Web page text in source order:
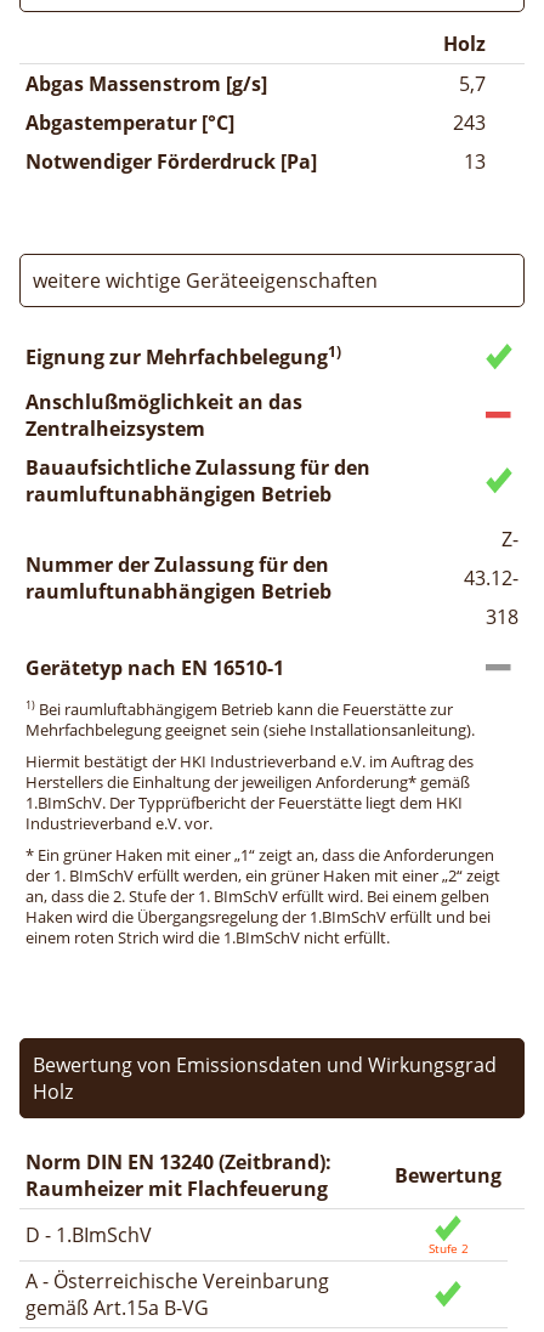
Holz
Abgas Massenstrom [g/s]
5,7
Abgastemperatur [°C]
243
Notwendiger Förderdruck [Pa]
13
weitere wichtige Geräteeigenschaften
Eignung zur Mehrfachbelegung1)
Anschlußmöglichkeit an das
Zentralheizsystem
Bauaufsichtliche Zulassung für den
raumluftunabhängigen Betrieb
Nummer der Zulassung für den
raumluftunabhängigen Betrieb
Z-
43.12-
318
Gerätetyp nach EN 16510-1
1) Bei raumluftabhängigem Betrieb kann die Feuerstätte zur
Mehrfachbelegung geeignet sein (siehe Installationsanleitung).
Hiermit bestätigt der HKI Industrieverband e.V. im Auftrag des
Herstellers die Einhaltung der jeweiligen Anforderung* gemäß
1.BImSchV. Der Typprüfbericht der Feuerstätte liegt dem HKI
Industrieverband e.V. vor.
* Ein grüner Haken mit einer „1“ zeigt an, dass die Anforderungen
der 1. BImSchV erfüllt werden, ein grüner Haken mit einer „2“ zeigt
an, dass die 2. Stufe der 1. BImSchV erfüllt wird. Bei einem gelben
Haken wird die Übergangsregelung der 1.BImSchV erfüllt und bei
einem roten Strich wird die 1.BImSchV nicht erfüllt.
Bewertung von Emissionsdaten und Wirkungsgrad
Holz
Norm DIN EN 13240 (Zeitbrand):
Raumheizer mit Flachfeuerung
Bewertung
D - 1.BImSchV
A - Österreichische Vereinbarung
gemäß Art.15a B-VG